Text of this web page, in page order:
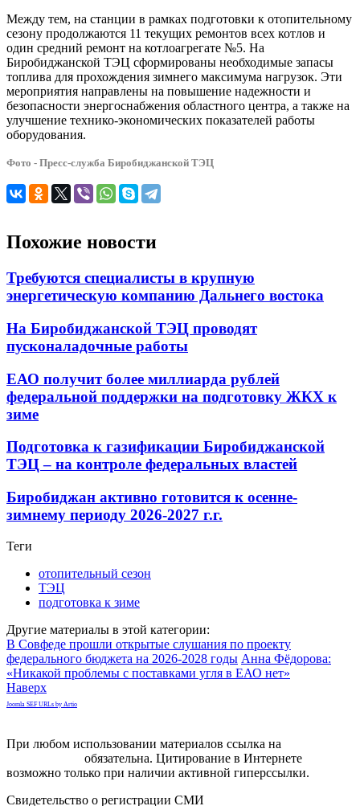
Между тем, на станции в рамках подготовки к отопительному
сезону продолжаются 11 текущих ремонтов всех котлов и
один средний ремонт на котлоагрегате №5. На
Биробиджанской ТЭЦ сформированы необходимые запасы
топлива для прохождения зимнего максимума нагрузок. Эти
мероприятия направлены на повышение надежности и
безопасности энергоснабжения областного центра, а также на
улучшение технико-экономических показателей работы
оборудования.
Фото - Пресс-служба Биробиджанской ТЭЦ
Похожие новости
Требуются специалисты в крупную
энергетическую компанию Дальнего востока
На Биробиджанской ТЭЦ проводят
пусконаладочные работы
ЕАО получит более миллиарда рублей
федеральной поддержки на подготовку ЖКХ к
зиме
Подготовка к газификации Биробиджанской
ТЭЦ – на контроле федеральных властей
Биробиджан активно готовится к осенне-
зимнему периоду 2026-2027 г.г.
Теги
отопительный сезон
ТЭЦ
подготовка к зиме
Другие материалы в этой категории:
В Совфеде прошли открытые слушания по проекту
федерального бюджета на 2026-2028 годы Анна Фёдорова:
«Никакой проблемы с поставками угля в ЕАО нет»
Наверх
Joomla SEF URLs by Artio
При любом использовании материалов ссылка на
обязательна. Цитирование в Интернете
возможно только при наличии активной гиперссылки.
Свидетельство о регистрации СМИ